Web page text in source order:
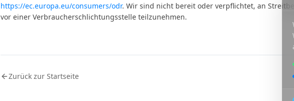
https://ec.europa.eu/consumers/odr. Wir sind nicht bereit oder verpflichtet, an
vor einer Verbraucherschlichtungsstelle teilzunehmen.
Zurück zur Startseite